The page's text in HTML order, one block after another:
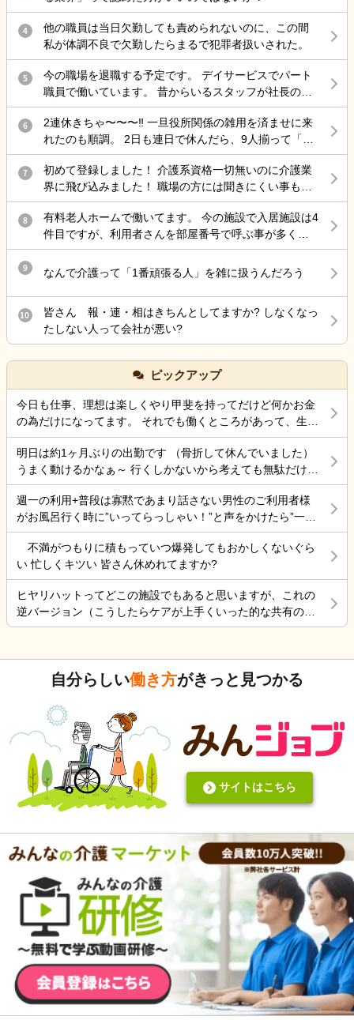
ないので自分はどうしてたら良かったんだよ、、、。と思います。
ほんと面倒くさい。
4
他の職員は当日欠勤しても責められないのに、この間
私が体調不良で欠勤したらまるで犯罪者扱いされた。
5
今の職場を退職する予定です。 デイサービスでパート
職員で働いています。 昔からいるスタッフが社長の考
えについて行けずに連鎖退職され、人手不足な状態に
も関わらず運営を続けています。看護師はいない(非常
勤の方もいますが、1人なので配置不足)。生活相談員
もいない、何なら施設長的な役割を出来る人がいな
い。周りは70代の方(入浴-移乗介助・送迎不可)ばかり
と自分への負担が大きい事から辞めようと決めまし
給が残っている為、消費したいと申し出ると、『買い
取らせてくれ」と言われました。転職活動もしたい
振り分けて欲しいと頼みました。不服そうな感じで、
ている勤務が自分以外送迎が出来る人がいない+上記の
方しかいない、看護師がいない日があり、出勤しても
ても「あーシフト組んだ人に組み直させる」と言うだ
けで、いまだに動きがありません。組み直せるわけが
ないし、人員配置基準も破綻してるのにまだ諦めない
んです。入浴介助もレクも送迎も記録業務もまともに
出来る人がいないのに、1人では無理といっても聞きま
せん。 この場合、無理にでも出勤しなければならない
のでしょうか？体調不良で休みたいけど、周りの職員
にもお客様にも迷惑が掛かる。けど、自分の身体が万
全でない状態で不安です。
6
2連休きちゃ〜〜〜‼️ 一旦役所関係の雑用を済ませに来
れたのも順調。 2日も連日で休んだら、9人揃って「初
めまして」から始まるから特に不穏マン相手は面倒に
はなる
7
初めて登録しました！ 介護系資格一切無いのに介護業
界に飛び込みました！ 職場の方には聞きにくい事もあ
るし色々教えてください！
8
有料老人ホームで働いてます。 今の施設で入居施設は4
件目ですが、利用者さんを部屋番号で呼ぶ事が多く違
和感を感じてます。 もちろん本人に話しかける時は名
前です。職員同士で「この飲み物誰に出すの？」と
か、「あと誰をレクに誘導しますか？」みたいな確認
のやり取りの時に部屋番号で返ってくることが多いで
す。 これまではそういうやり取りも普通に名前だった
ので、慣れません。これは他の施設でよくある事なの
9 なんで介護って「1番頑張る人」を雑に扱うんだろう
10
皆さん 報・連・相はきちんとしてますか? しなくなっ
たしない人って会社が悪い?
ピックアップ
今日も仕事、理想は楽しくやり甲斐を持ってだけど何かお金
の為だけになってます。 それでも働くところがあって、生き
ていけているのでましなのでしょうね。 一番辛いのは、お金
がなく職探ししている時だったので今日も頑張ろうと思う。
それにしても古株は、好き勝手だから楽しそうです。私も古
株の時は、そんなに仕事行くのが辛くなく毎日そこそこ楽し
くやっていました。 転職は後悔はしていませんが、誰もが上
手くいかないのは確かですね。 そんなつぶやきです、では仕
明日は約1ヶ月ぶりの出勤です （骨折して休んでいました）
うまく動けるかなぁ～ 行くしかないから考えても無駄だけど
不安！
週一の利用+普段は寡黙であまり話さない男性のご利用者様
がお風呂行く時に”いってらっしゃい！”と声をかけたら”一緒
に行く？！？”と返してくれた。 そういう想像を上回るよう
なことがあるからこの仕事って楽しいんだよな。 まだ入って
4ヶ月弱しか経ってないけど。
不満がつもりに積もっていつ爆発してもおかしくないぐら
い 忙しくキツい 皆さん休めれてますか?
ヒヤリハットってどこの施設でもあると思いますが、これの
逆バージョン（こうしたらケアが上手くいった的な共有の書
式）ってないですよね。あったらいいケアを共有できると思
遂記録ばかりって、すごくネガティブだと個人的に思いま
す。また、介護の世界って「できて当たり前」的な思考が強
し。うつ病の人じゃないんだから、できないことばかり言っ
たらストレスたまりませんか。
自分らしい働き方がきっと見つかる
サイトはこちら